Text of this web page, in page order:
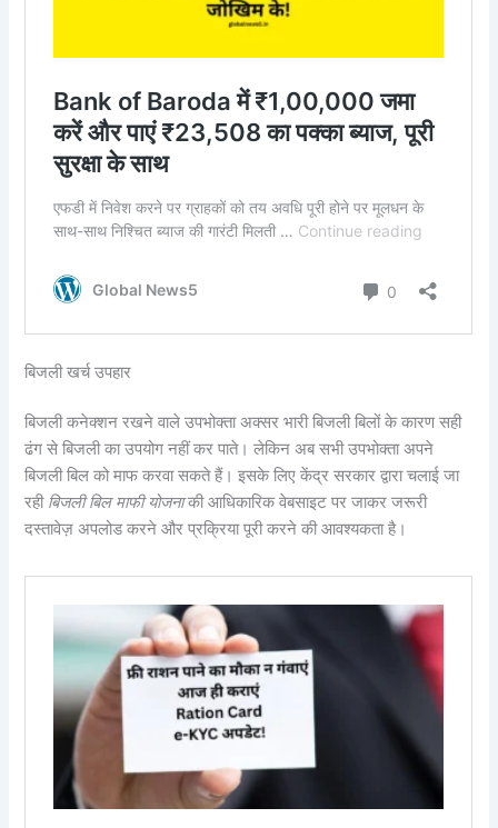
बिजली खर्च उपहार
बिजली कनेक्शन रखने वाले उपभोक्ता अक्सर भारी बिजली बिलों के कारण सही
ढंग से बिजली का उपयोग नहीं कर पाते। लेकिन अब सभी उपभोक्ता अपने
बिजली बिल को माफ करवा सकते हैं। इसके लिए केंद्र सरकार द्वारा चलाई जा
रही बिजली बिल माफी योजनाकी आधिकारिक वेबसाइट पर जाकर जरूरी
दस्तावेज़ अपलोड करने और प्रक्रिया पूरी करने की आवश्यकता है।